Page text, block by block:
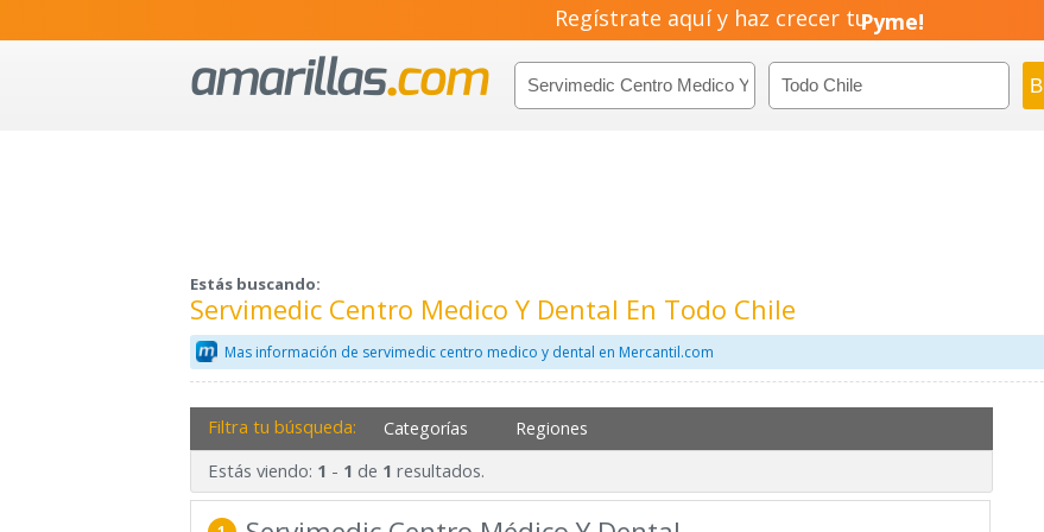
Regístrate aquí y haz crecer tu
Emprendimiento!
Estás buscando:
Servimedic Centro Medico Y Dental En Todo Chile
Mas información de servimedic centro medico y dental en Mercantil.com
Filtra tu búsqueda: Categorías Regiones
Estás viendo: 1 - 1 de 1 resultados.